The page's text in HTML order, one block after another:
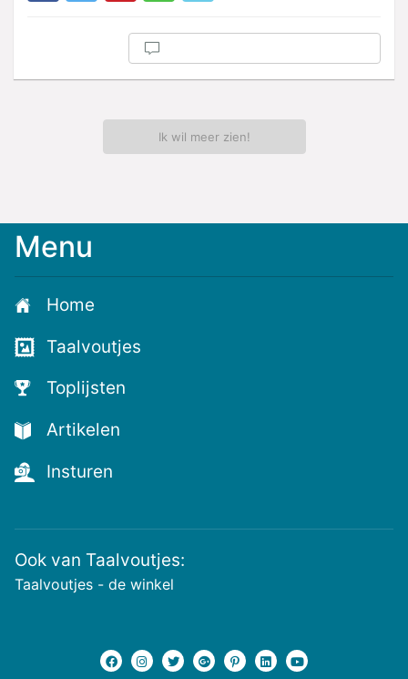
Ik wil meer zien!
Meld
voor
de
nieuwste
voutjes
en
de
voutste
nieuwtjes!
Menu
Home
Taalvoutjes
Toplijsten
Artikelen
Insturen
Ook van Taalvoutjes:
Taalvoutjes - de winkel